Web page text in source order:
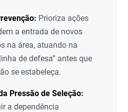
Prioriza ações
a entrada de novos
na área, atuando na
de defesa” antes que
se estabeleça.
Pressão de Seleção:
a dependência